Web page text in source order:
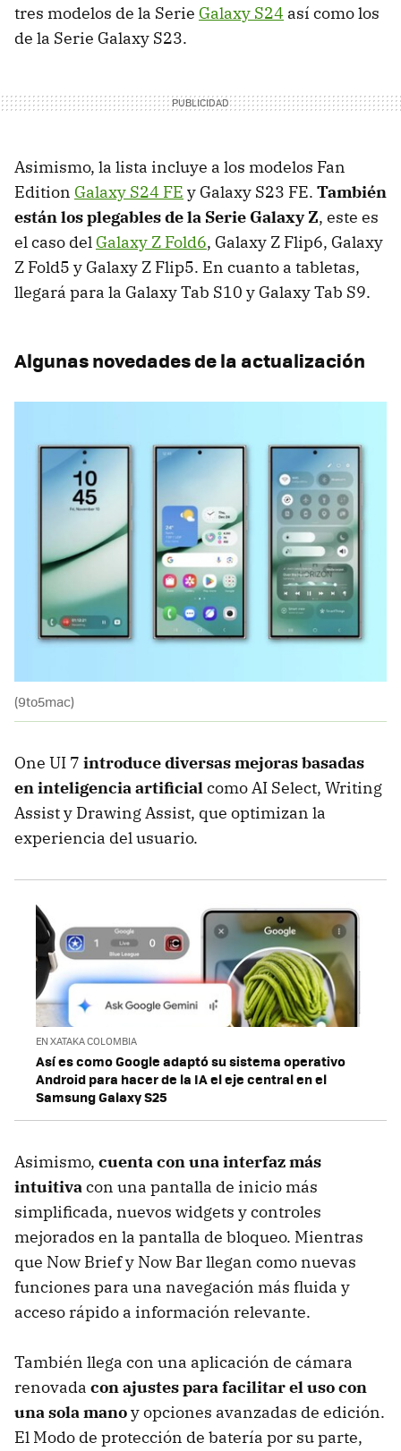
tres modelos de la Serie Galaxy S24 así como los
de la Serie Galaxy S23.
Asimismo, la lista incluye a los modelos Fan
Edition Galaxy S24 FE y Galaxy S23 FE. También
están los plegables de la Serie Galaxy Z, este es
el caso del Galaxy Z Fold6, Galaxy Z Flip6, Galaxy
Z Fold5 y Galaxy Z Flip5. En cuanto a tabletas,
llegará para la Galaxy Tab S10 y Galaxy Tab S9.
Algunas novedades de la actualización
(9to5mac)
One UI 7 introduce diversas mejoras basadas
en inteligencia artificialcomo AI Select, Writing
Assist y Drawing Assist, que optimizan la
experiencia del usuario.
EN XATAKA COLOMBIA
Así es como Google adaptó su sistema operativo
Android para hacer de la IA el eje central en el
Samsung Galaxy S25
Asimismo, cuenta con una interfaz más
intuitivacon una pantalla de inicio más
simplificada, nuevos widgets y controles
mejorados en la pantalla de bloqueo. Mientras
que Now Brief y Now Bar llegan como nuevas
funciones para una navegación más fluida y
acceso rápido a información relevante.
También llega con una aplicación de cámara
renovada con ajustes para facilitar el uso con
una sola manoy opciones avanzadas de edición.
El Modo de protección de batería por su parte,